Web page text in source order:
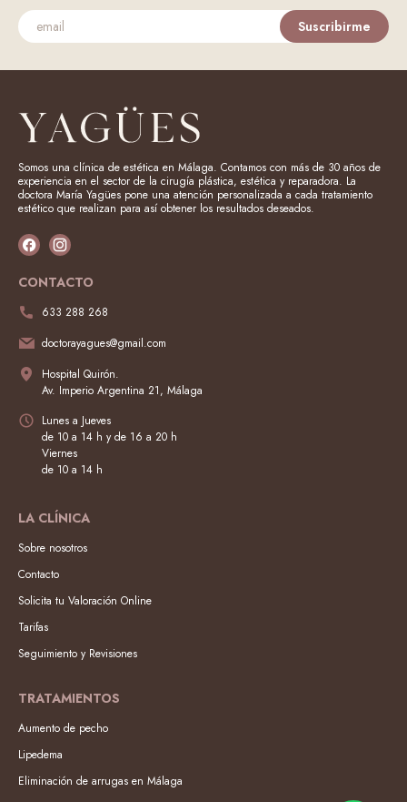
Suscribirme
Somos una clínica de estética en Málaga. Contamos con más de 30 años de
experiencia en el sector de la cirugía plástica, estética y reparadora. La
doctora María Yagües pone una atención personalizada a cada tratamiento
estético que realizan para así obtener los resultados deseados.
CONTACTO
633 288 268
doctorayagues@gmail.com
Hospital Quirón.
Av. Imperio Argentina 21, Málaga
Lunes a Jueves
de 10 a 14 h y de 16 a 20 h
Viernes
de 10 a 14 h
LA CLÍNICA
Sobre nosotros
Contacto
Solicita tu Valoración Online
Tarifas
Seguimiento y Revisiones
TRATAMIENTOS
Aumento de pecho
Lipedema
Eliminación de arrugas en Málaga